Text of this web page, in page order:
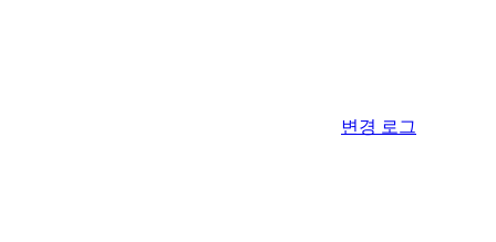
변경 로그